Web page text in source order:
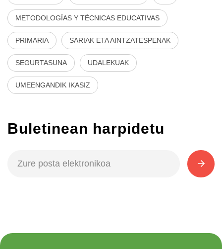
METODOLOGÍAS Y TÉCNICAS EDUCATIVAS
PRIMARIA SARIAK ETA AINTZATESPENAK
SEGURTASUNA UDALEKUAK
UMEENGANDIK IKASIZ
Buletinean harpidetu